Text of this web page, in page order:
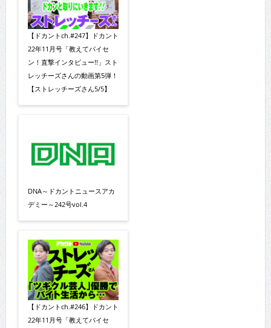
【ドカントch.#247】ドカント
22年11月号「教えてパイセ
ン！直撃インタビュー!!」スト
レッチーズさんの動画第5弾！
【ストレッチーズさん5/5】
DNA～ドカントニュースアカ
デミー～242号vol.4
【ドカントch.#246】ドカント
22年11月号「教えてパイセ